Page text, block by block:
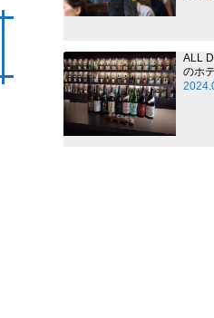
ALL
のホ